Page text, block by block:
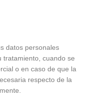
datos personales
tratamiento, cuando se
o en caso de que la
respecto de la